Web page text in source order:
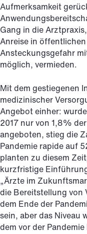
Aufmerksamkeit
Gang in die
Anreise in
Ansteckungsgefahr
möglich, vermieden.
Mit dem gestiegenen
medizinischer
Angebot einher:
2017 nur von 1,8%
angeboten, stieg die
Pandemie rapide auf
planten zu diesem
kurzfristige
„Ärzte im
die Bereitstellung von
dem Ende der
sein, aber das Niveau
dem vor der